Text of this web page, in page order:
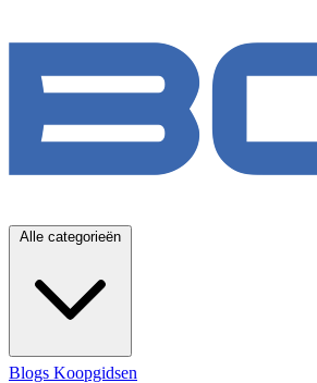
Alle categorieën
Blogs Koopgidsen